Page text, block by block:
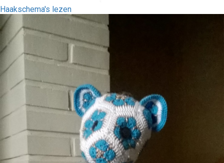
Haakschema's lezen